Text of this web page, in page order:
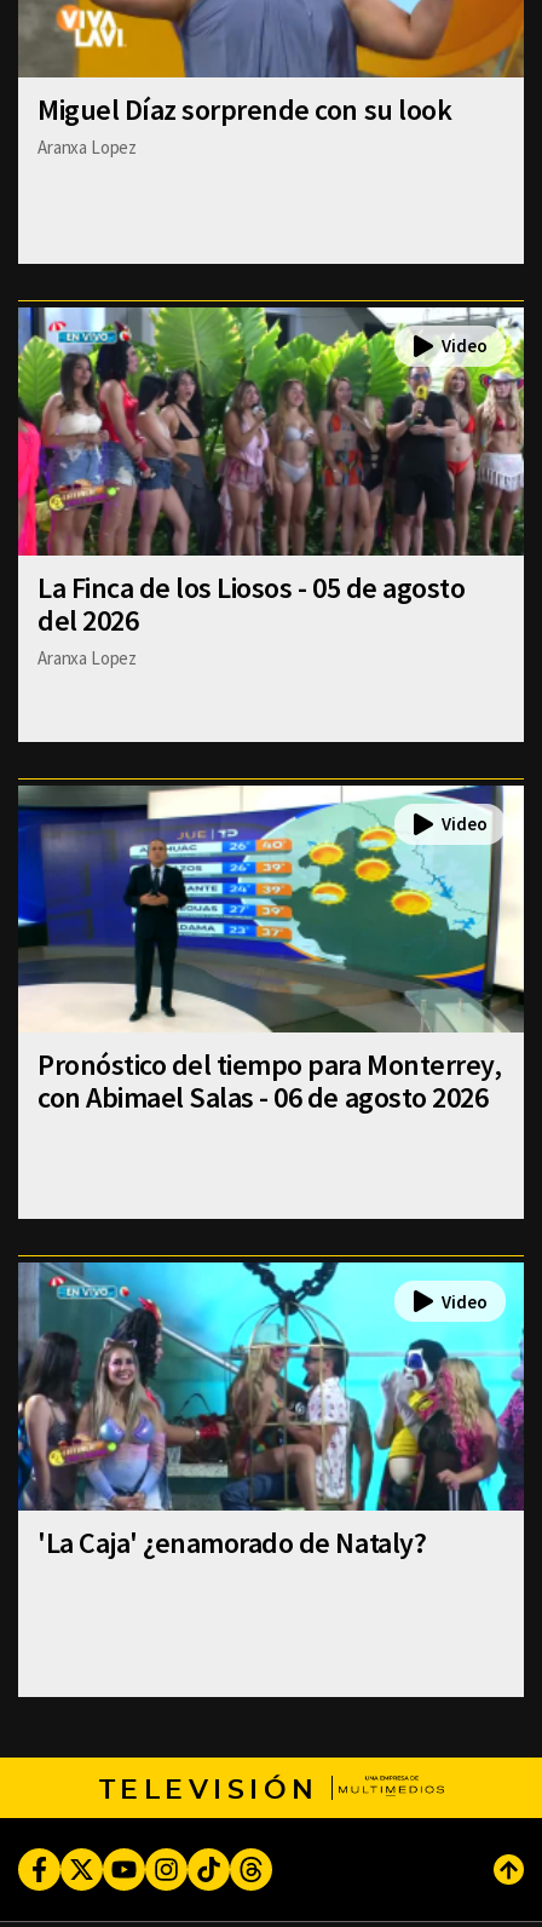
Miguel Díaz sorprende con su look
Aranxa Lopez
La Finca de los Liosos - 05 de agosto
del 2026
Aranxa Lopez
Pronóstico del tiempo para Monterrey,
con Abimael Salas - 06 de agosto 2026
'La Caja' ¿enamorado de Nataly?
TELEVISIÓN
FacebookTwitterYoutubeInstagram
TikTokThreads